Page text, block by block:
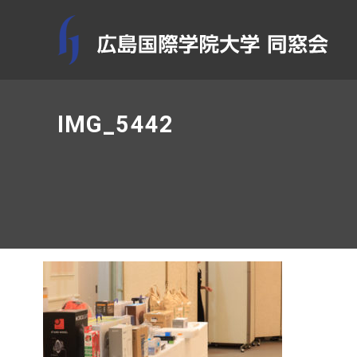
IMG_5442